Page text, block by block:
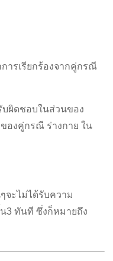
ารเรียกร้องจากคู่กรณี
บผิดชอบในส่วนของ
องคู่กรณี ร่างกาย ใน
จะไม่ได้รับความ
3 ทันที ซึ่งก็หมายถึง